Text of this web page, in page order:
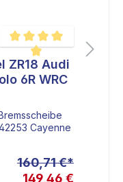
Durchschnittliche
ZR18 Audi
6R WRC
Cayenne
160,71 €*
149,46 €